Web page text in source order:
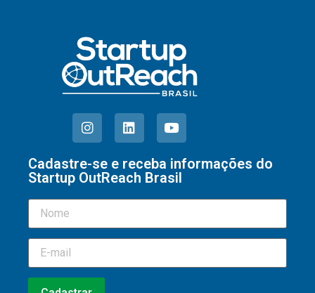
Cadastre-se e receba informações do
Startup OutReach Brasil